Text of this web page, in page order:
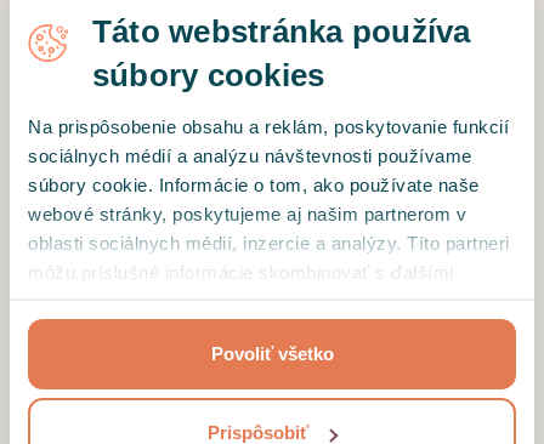
Táto webstránka používa
súbory cookies
Na prispôsobenie obsahu a reklám, poskytovanie funkcií
sociálnych médií a analýzu návštevnosti používame
súbory cookie. Informácie o tom, ako používate naše
webové stránky, poskytujeme aj našim partnerom v
oblasti sociálnych médií, inzercie a analýzy. Títo partneri
môžu príslušné informácie skombinovať s ďalšími
keď ste používali ich služby.
Povoliť všetko
Prispôsobiť